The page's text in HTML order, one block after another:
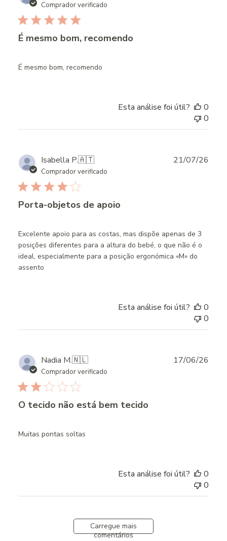
Comprador verificado
É mesmo bom, recomendo
É mesmo bom, recomendo
Esta análise foi útil?
0
0
Isabella P.🇦🇹
Comprador verificado
Porta-objetos de apoio
Excelente apoio para as costas, mas dispõe apenas de 3
posições diferentes para a altura do bebé, o que não é o
ideal, especialmente para a posição ergonómica «M» do
assento
21/07/26
Esta análise foi útil?
0
0
Nadia M.🇳🇱
Comprador verificado
O tecido não está bem tecido
Muitas pontas soltas
17/06/26
Esta análise foi útil?
0
0
Carregue mais
comentários